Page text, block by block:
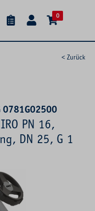
0
< Zurück
0781G02500
PN 16,
DN 25, G 1